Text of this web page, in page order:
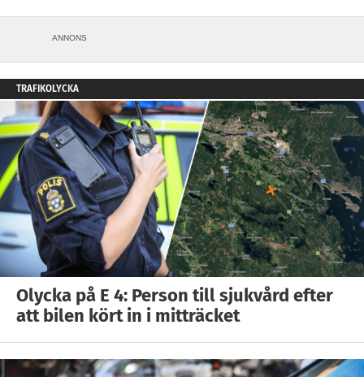
ANNONS
TRAFIKOLYCKA
Olycka på E 4: Person till sjukvård efter
att bilen kört in i mitträcket